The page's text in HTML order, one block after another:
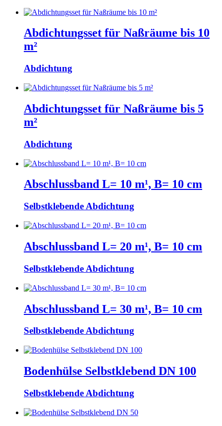
Abdichtungsset für Naßräume bis 10
m²
Abdichtung
Abdichtungsset für Naßräume bis 5
m²
Abdichtung
Abschlussband L= 10 m¹, B= 10 cm
Selbstklebende Abdichtung
Abschlussband L= 20 m¹, B= 10 cm
Selbstklebende Abdichtung
Abschlussband L= 30 m¹, B= 10 cm
Selbstklebende Abdichtung
Bodenhülse Selbstklebend DN 100
Selbstklebende Abdichtung